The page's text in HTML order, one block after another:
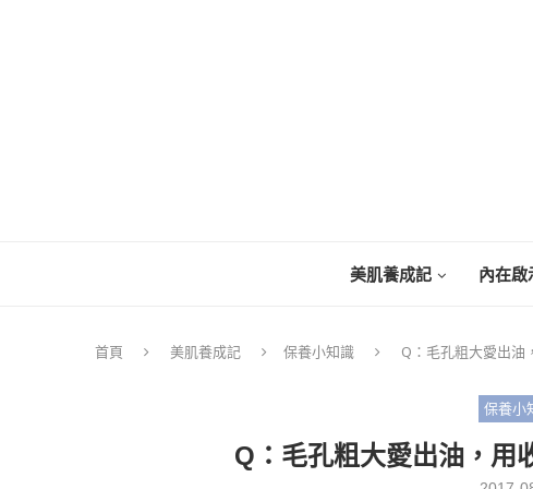
美肌養成記 內在啟
首頁 美肌養成記 保養小知識 Q：毛孔粗大愛出油
保養小
Q：毛孔粗大愛出油，用